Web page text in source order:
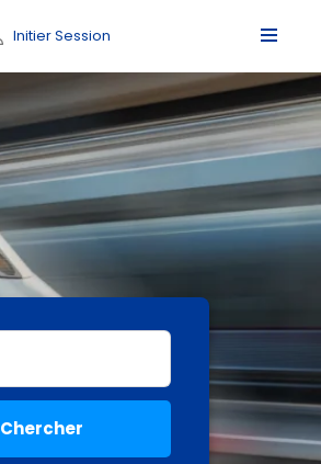
Initier Session
Chercher